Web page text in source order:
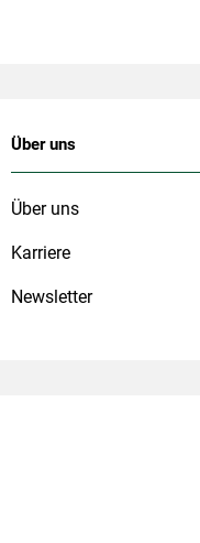
Über uns
Über uns
Karriere
Newsletter